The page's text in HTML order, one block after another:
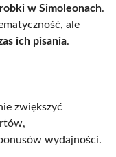
w Simoleonach.
ale
ich pisania.
zwiększyć
wydajności.